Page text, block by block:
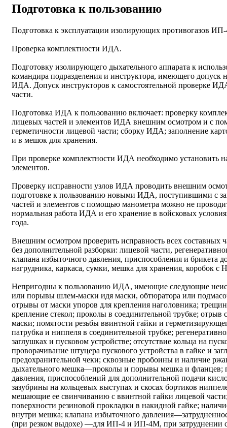
Подготовка к пользованию
Подготовка к эксплуатации изолирующих противогазов
Проверка комплектности ИДА.
Подготовку изолирующего дыхательного аппарата к
командира подразделения и инструктора, имеющего допуск
ИДА. Допуск инструкторов к самостоятельной проверке
части.
Подготовка ИДА к пользованию включает: проверку
лицевых частей и элементов ИДА внешним осмотром и с
герметичности лицевой части; сборку ИДА; заполнение
и в мешок для хранения.
При проверке комплектности ИДА необходимо установить
элементов.
Проверку исправности узлов ИДА проводить внешним
подготовке к пользованию новыми ИДА, поступившими с
частей и элементов с помощью манометра можно не
нормальная работа ИДА и его хранение в войсковых
года.
Внешним осмотром проверить исправность всех составных
без дополнительной разборки: лицевой части,
клапана избыточного давления, приспособления и брикета
нагрудника, каркаса, сумки, мешка для хранения, коробок с
Непригодны к пользованию ИДА, имеющие следующие
или порывы шлем-маски идя маски, обтюратора или
отрывы от маски упоров для крепления наголовника;
крепление стекол; проколы в соединительной трубке;
маски; помятости резьбы ввинтной гайки и
патрубка и ниппеля в соединительной трубке;
заглушках и пусковом устройстве; отсутствие кольца на
проворачивание штуцера пускового устройства в гайке и
предохранительной чеки; сквозные пробоины и наличие
дыхательного мешка—проколы и порывы мешка и фланцев;
давления, приспособлений для дополнительной подачи
зазубрины на кольцевых выступах и скосах бортиков
мешающие ее свинчиванию с ввинтной гайки лицевой
поверхности резиновой прокладки в накидной гайке;
внутри мешка; клапана избыточного
(при резком выдохе) —для ИП-4 и ИП-4М, при затруднении